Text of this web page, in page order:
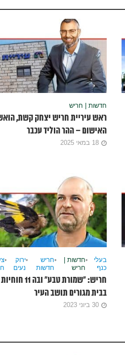
חדשות | חריש
ראש עיריית חריש יצחק קשת,
האישום – ההר הוליד עכבר
18 במאי 2025
בעלי
כנף
•חדשות |
חריש
•חריש
חדשות
•ירוק
נעים
•
חריש: “שמורת טבע”
בבית מגורים תושב העיר
30 ביוני 2023